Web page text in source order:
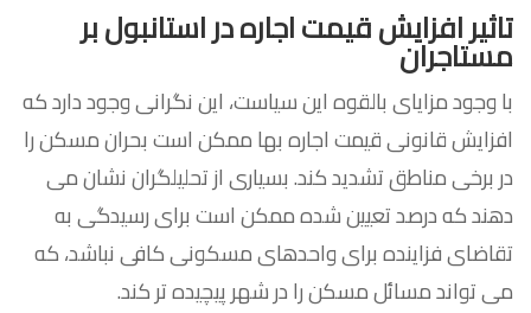
تاثیر افزایش قیمت اجاره در استانبول بر
مستاجران
با وجود مزایای بالقوه این سیاست، این نگرانی وجود دارد که
افزایش قانونی قیمت اجاره بها ممکن است بحران مسکن را
در برخی مناطق تشدید کند. بسیاری از تحلیلگران نشان می
دهند که درصد تعیین شده ممکن است برای رسیدگی به
تقاضای فزاینده برای واحدهای مسکونی کافی نباشد، که
می تواند مسائل مسکن را در شهر پیچیده تر کند.